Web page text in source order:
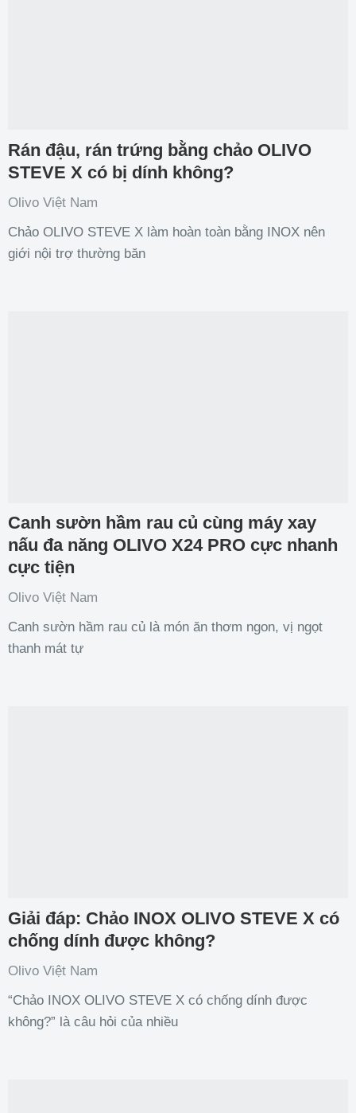
Rán đậu, rán trứng bằng chảo OLIVO
STEVE X có bị dính không?
Olivo Việt Nam
Chảo OLIVO STEVE X làm hoàn toàn bằng INOX nên
giới nội trợ thường băn
Canh sườn hầm rau củ cùng máy xay
nấu đa năng OLIVO X24 PRO cực nhanh
cực tiện
Olivo Việt Nam
Canh sườn hầm rau củ là món ăn thơm ngon, vị ngọt
thanh mát tự
Giải đáp: Chảo INOX OLIVO STEVE X có
chống dính được không?
Olivo Việt Nam
“Chảo INOX OLIVO STEVE X có chống dính được
không?” là câu hỏi của nhiều